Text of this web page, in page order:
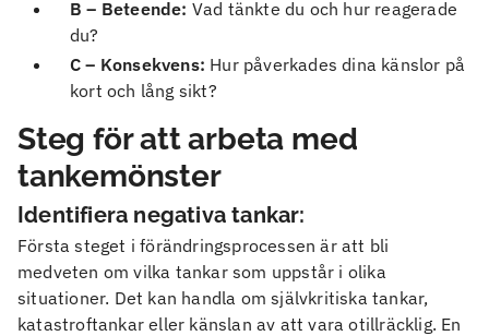
B – Beteende: Vad tänkte du och hur reagerade
du?
C – Konsekvens: Hur påverkades dina känslor på
kort och lång sikt?
Steg för att arbeta med
tankemönster
Identifiera negativa tankar:
Första steget i förändringsprocessen är att bli
medveten om vilka tankar som uppstår i olika
situationer. Det kan handla om självkritiska tankar,
katastroftankar eller känslan av att vara otillräcklig. En